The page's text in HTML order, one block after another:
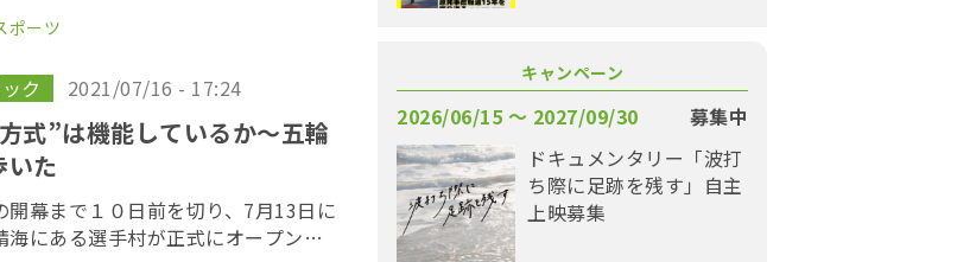
係者やメディアで、うち1人は選手
ポーツ
ク 2021/07/16 - 17:24
式”は機能しているか〜五輪
いた
開幕まで１０日前を切り、7月13日に
海にある選手村が正式にオープン。
キャンペーン
2026/06/15 〜 2027/09/30
募集中
ドキュメンタリー「波打
ち際に足跡を残す」自主
上映募集